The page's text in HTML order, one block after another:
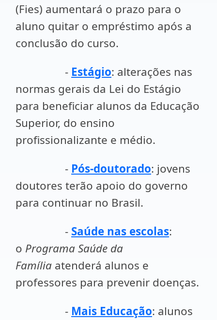
(Fies) aumentará o prazo para o
aluno quitar o empréstimo após a
conclusão do curso.
- Estágio: alterações nas
normas gerais da Lei do Estágio
para beneficiar alunos da Educação
Superior, do ensino
profissionalizante e médio.
- Pós-doutorado: jovens
doutores terão apoio do governo
para continuar no Brasil.
- Saúde nas escolas:
o Programa Saúde da
Família atenderá alunos e
professores para prevenir doenças.
- Mais Educação: alunos